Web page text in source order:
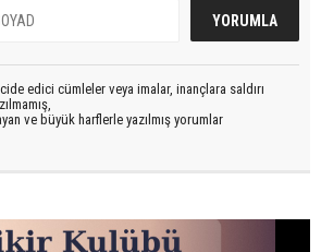
edici cümleler veya imalar, inançlara saldırı
ve büyük harflerle yazılmış yorumlar